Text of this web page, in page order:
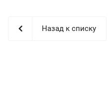
Назад к списку